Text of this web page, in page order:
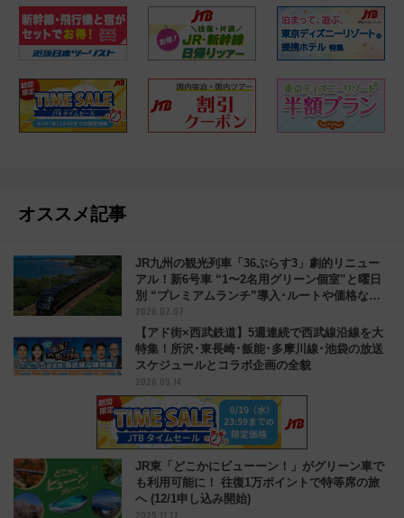
オススメ記事
JR九州の観光列車「36ぷらす3」劇的リニュー
アル！新6号車 “1〜2名用グリーン個室”と曜日
別 “プレミアムランチ”導入･ルートや価格など
解説
2026.07.07
【アド街×西武鉄道】5週連続で西武線沿線を大
特集！所沢･東長崎･飯能･多摩川線･池袋の放送
スケジュールとコラボ企画の全貌
2026.05.14
JR東「どこかにビューーン！」がグリーン車で
も利用可能に！ 往復1万ポイントで特等席の旅
へ (12/1申し込み開始)
2025.11.17